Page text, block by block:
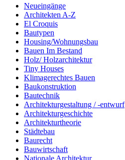
Neueingänge
Architekten A-Z
El Croquis
Bautypen
Housing/Wohnungsbau
Bauen Im Bestand
Holz/ Holzarchitektur
Tiny Houses
Klimagerechtes Bauen
Baukonstruktion
Bautechnik
Architekturgestaltung / -entwurf
Architekturgeschichte
Architekturtheorie
Städtebau
Baurecht
Bauwirtschaft
Nationale Architektur